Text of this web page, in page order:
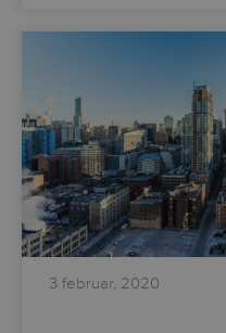
3 februar, 2020